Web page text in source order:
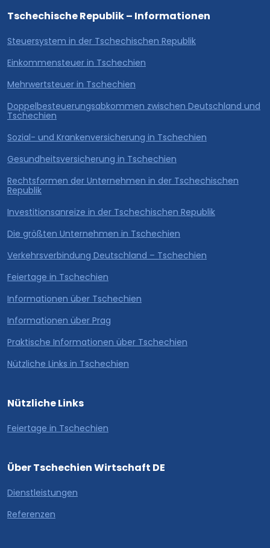
Tschechische Republik – Informationen
Steuersystem in der Tschechischen Republik
Einkommensteuer in Tschechien
Mehrwertsteuer in Tschechien
Doppelbesteuerungsabkommen zwischen Deutschland und
Tschechien
Sozial- und Krankenversicherung in Tschechien
Gesundheitsversicherung in Tschechien
Rechtsformen der Unternehmen in der Tschechischen
Republik
Investitionsanreize in der Tschechischen Republik
Die größten Unternehmen in Tschechien
Verkehrsverbindung Deutschland – Tschechien
Feiertage in Tschechien
Informationen über Tschechien
Informationen über Prag
Praktische Informationen über Tschechien
Nützliche Links in Tschechien
Nützliche Links
Feiertage in Tschechien
Über Tschechien Wirtschaft DE
Dienstleistungen
Referenzen